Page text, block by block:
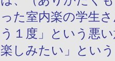
った室内楽の学生
う１度」という悪
楽しみたい」とい